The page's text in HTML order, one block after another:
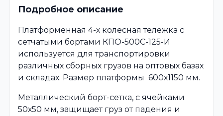
Подробное описание
Платформенная 4-х колесная тележка с
сетчатыми бортами КПО-500С-125-И
используется для транспортировки
различных сборных грузов на оптовых базах
и складах. Размер платформы 600х1150 мм.
Металлический борт-сетка, с ячейками
50х50 мм, защищает груз от падения и